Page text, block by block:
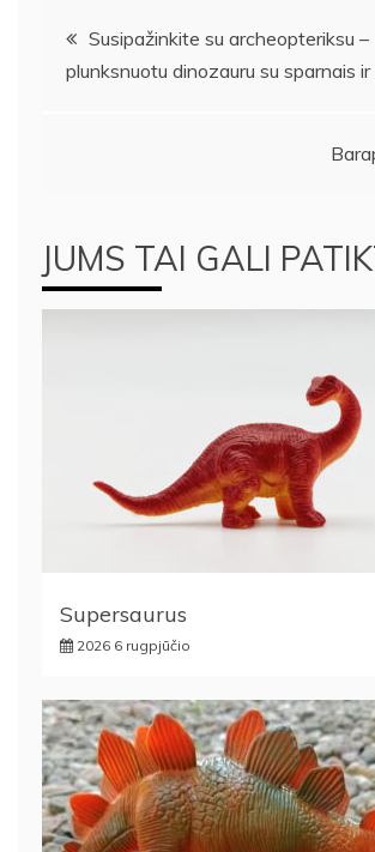
Navigacija
tarp
Susipažinkite su archeopteriksu –
plunksnuotu dinozauru su sparnais
JUMS TAI GALI
Supersaurus
2026 6 rugpjūčio